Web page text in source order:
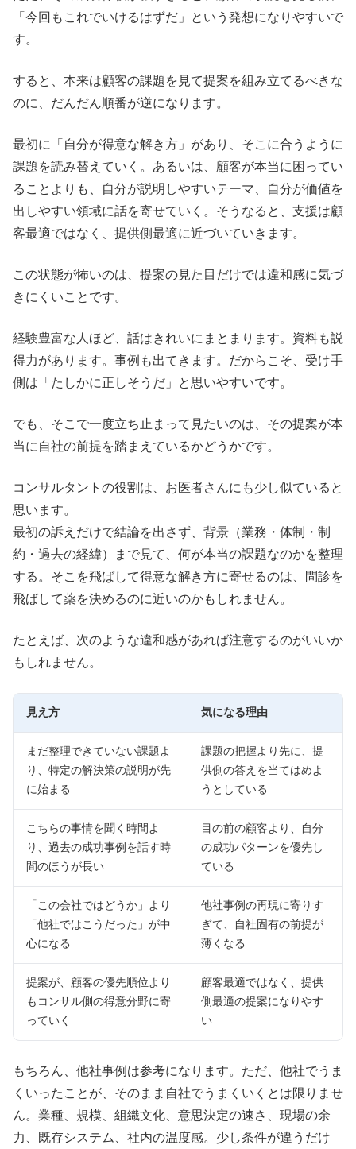
「今回もこれでいけるはずだ」という発想になりやすいで
す。
すると、本来は顧客の課題を見て提案を組み立てるべきな
のに、だんだん順番が逆になります。
最初に「自分が得意な解き方」があり、そこに合うように
課題を読み替えていく。あるいは、顧客が本当に困ってい
ることよりも、自分が説明しやすいテーマ、自分が価値を
出しやすい領域に話を寄せていく。そうなると、支援は顧
客最適ではなく、提供側最適に近づいていきます。
この状態が怖いのは、提案の見た目だけでは違和感に気づ
きにくいことです。
経験豊富な人ほど、話はきれいにまとまります。資料も説
得力があります。事例も出てきます。だからこそ、受け手
側は「たしかに正しそうだ」と思いやすいです。
でも、そこで一度立ち止まって見たいのは、その提案が本
当に自社の前提を踏まえているかどうかです。
コンサルタントの役割は、お医者さんにも少し似ていると
思います。
最初の訴えだけで結論を出さず、背景（業務・体制・制
約・過去の経緯）まで見て、何が本当の課題なのかを整理
する。そこを飛ばして得意な解き方に寄せるのは、問診を
飛ばして薬を決めるのに近いのかもしれません。
たとえば、次のような違和感があれば注意するのがいいか
もしれません。
見え方 気になる理由
まだ整理できていない課題よ
り、特定の解決策の説明が先
に始まる
課題の把握より先に、提
供側の答えを当てはめよ
うとしている
こちらの事情を聞く時間よ
り、過去の成功事例を話す時
間のほうが長い
目の前の顧客より、自分
の成功パターンを優先し
ている
「この会社ではどうか」より
「他社ではこうだった」が中
心になる
他社事例の再現に寄りす
ぎて、自社固有の前提が
薄くなる
提案が、顧客の優先順位より
もコンサル側の得意分野に寄
っていく
顧客最適ではなく、提供
側最適の提案になりやす
い
もちろん、他社事例は参考になります。ただ、他社でうま
くいったことが、そのまま自社でうまくいくとは限りませ
ん。業種、規模、組織文化、意思決定の速さ、現場の余
力、既存システム、社内の温度感。少し条件が違うだけ